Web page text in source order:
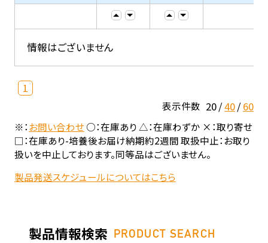
情報はございません
1
表示件数 20 40 60
※：お問い合わせ○：在庫あり △：在庫わずか ×：取り寄せ
□：在庫あり-培養後お届け納期約2週間 取扱中止：お取り
扱いを中止しております。同等品はございません。
製品発送スケジュールについてはこちら
製品情報検索 PRODUCT SEARCH